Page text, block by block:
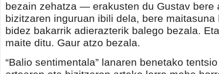
bezain zehatza — erakusten du Gustav bere
bizitzaren inguruan ibili dela, bere maitasuna
bidez bakarrik adierazterik balego bezala.
maite ditu. Gaur atzo bezala.
“Balio sentimentala” lanaren benetako